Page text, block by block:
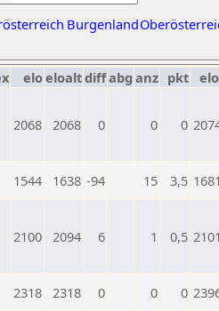
Burgenland
eloeloaltdiffabg anz pkt
2068 2068 0 0 0
1544 1638 -94 15 3,5
2100 2094 6 1 0,5
2318 2318 0 0 0